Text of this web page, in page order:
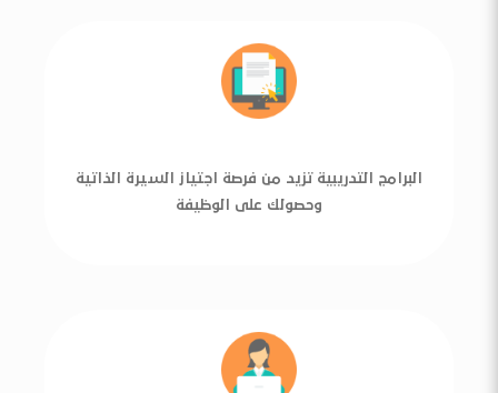
البرامج التدريبية تزيد من فرصة اجتياز السيرة الذاتية
وحصولك على الوظيفة